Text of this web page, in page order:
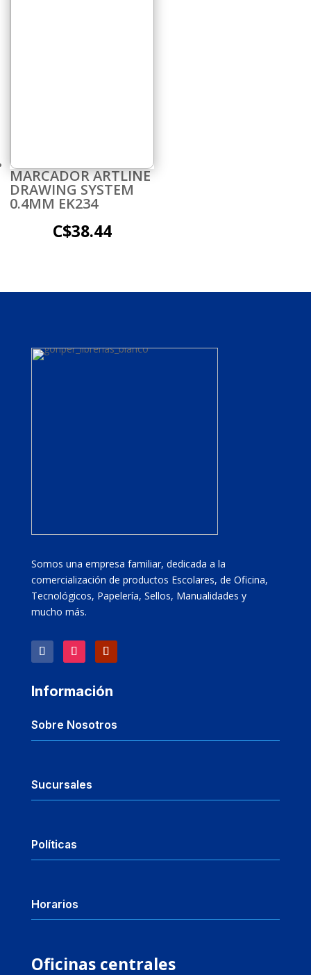
MARCADOR ARTLINE
DRAWING SYSTEM
0.4MM EK234
C$38.44
Somos una empresa familiar, dedicada a la
comercialización de productos Escolares, de Oficina,
Tecnológicos, Papelería, Sellos, Manualidades y
mucho más.
Información
Sobre Nosotros
Sucursales
Políticas
Horarios
Oficinas centrales